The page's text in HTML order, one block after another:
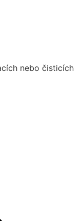
nebo čisticích